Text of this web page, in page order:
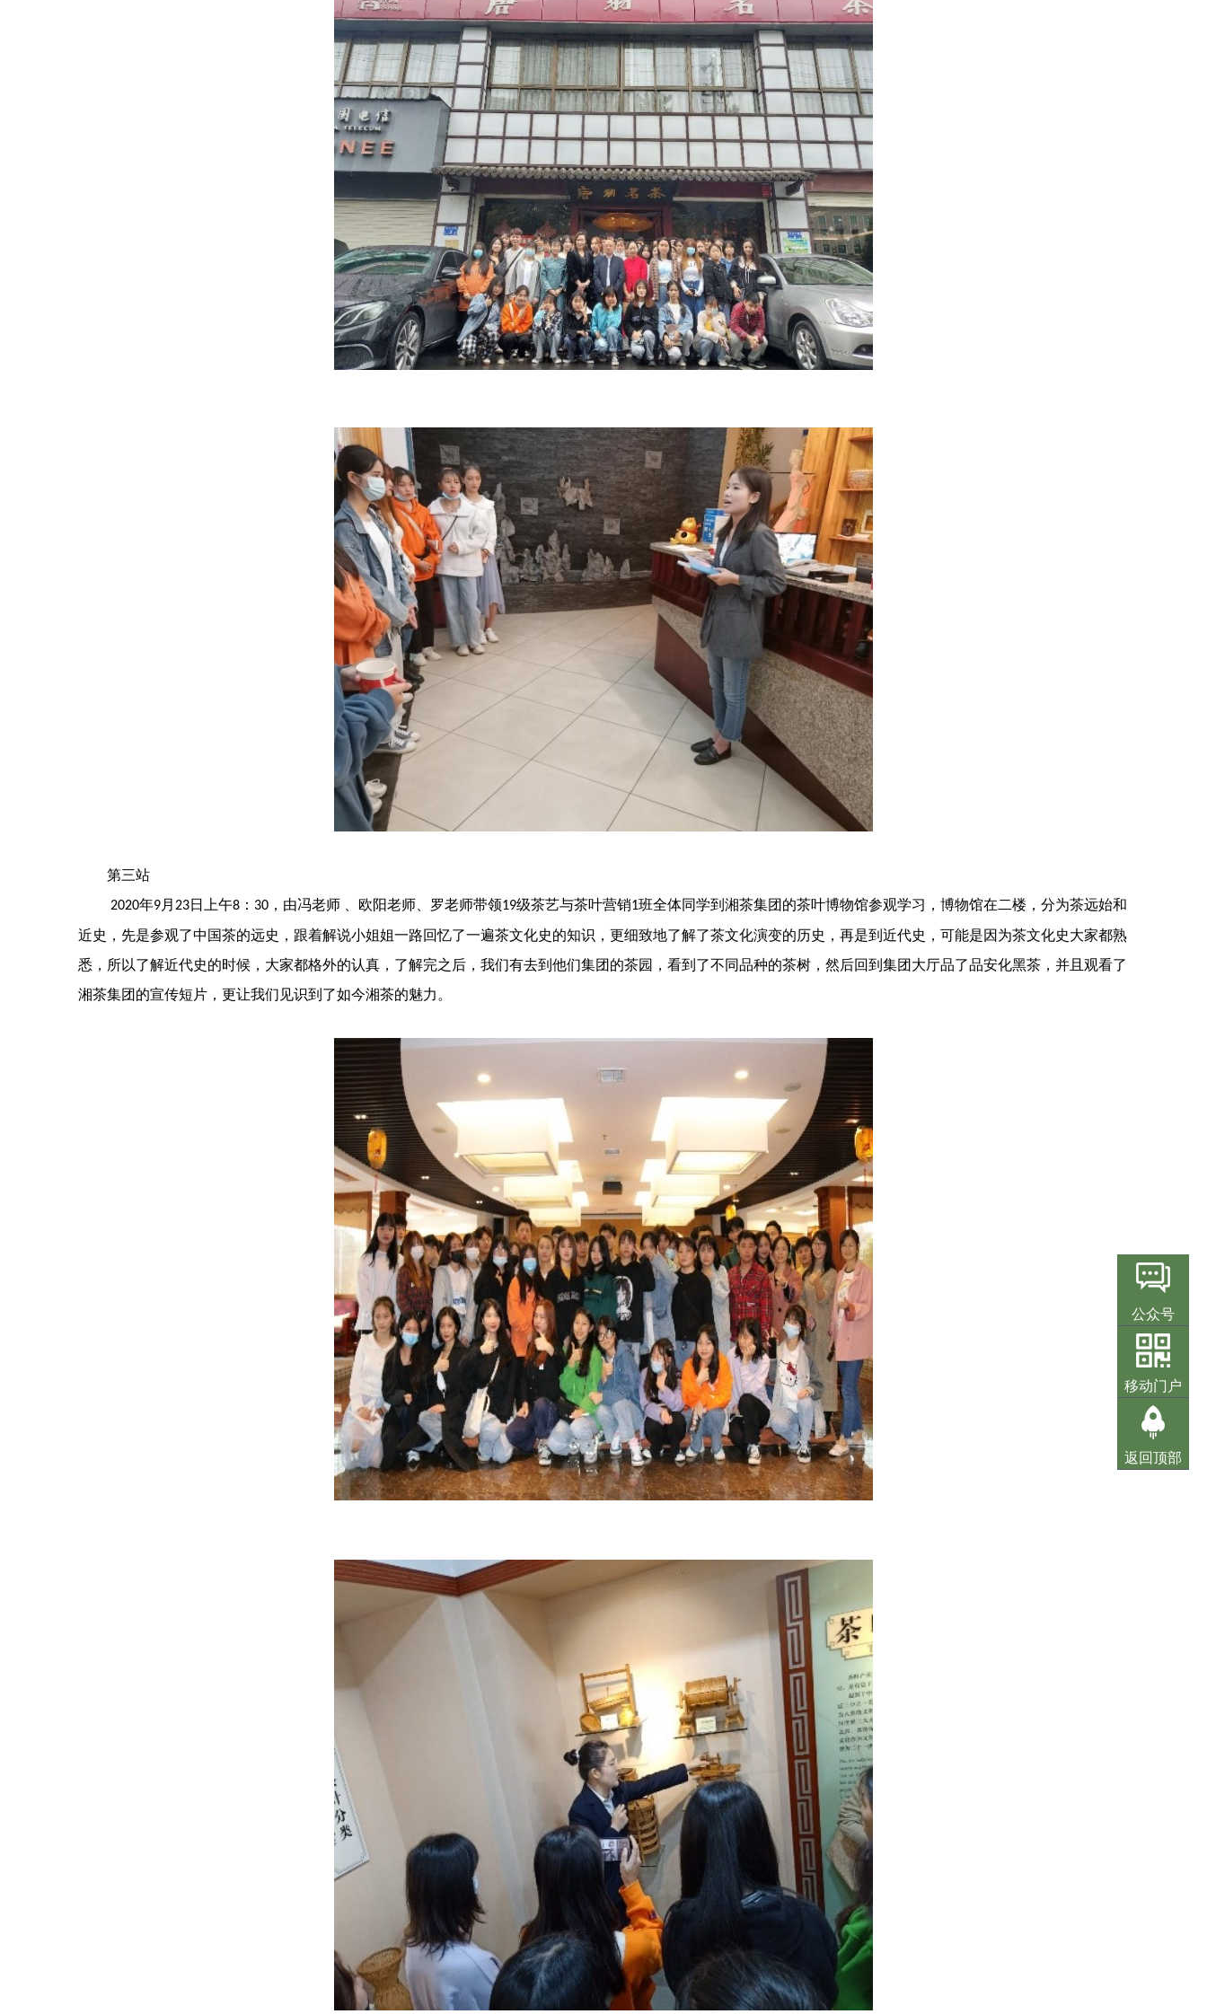
第三站
2020年9月 23日上午8 ： 30 ，由冯老师 、欧阳老师、罗老师带领19级茶艺与茶叶营销1班全体同学到湘茶集团的茶叶博物馆参观学习，博物馆在二楼，分为茶远始和
近史，先是参观了中国茶的远史，跟着解说小姐姐一路回忆了一遍茶文化史的知识，更细致地了解了茶文化演变的历史，再是到近代史，可能是因为茶文化史大家都熟
悉，所以了解近代史的时候，大家都格外的认真，了解完之后，我们有去到他们集团的茶园，看到了不同品种的茶树，然后回到集团大厅品了品安化黑茶，并且观看了
湘茶集团的宣传短片，更让我们见识到了如今湘茶的魅力。
公众号
移动门户
返回顶部